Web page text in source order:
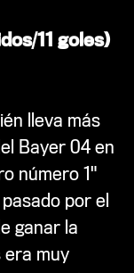
11 goles)
lleva más
Bayer 04 en
número 1"
por el
ganar la
era muy